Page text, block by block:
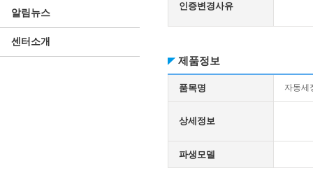
알림뉴스
센터소개
인증변경사유
제품정보
품목명 자동세
상세정보
파생모델